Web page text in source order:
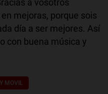
a vosotros
mejoras, porque sois
día a ser mejores. Así
con buena música y
MOVIL